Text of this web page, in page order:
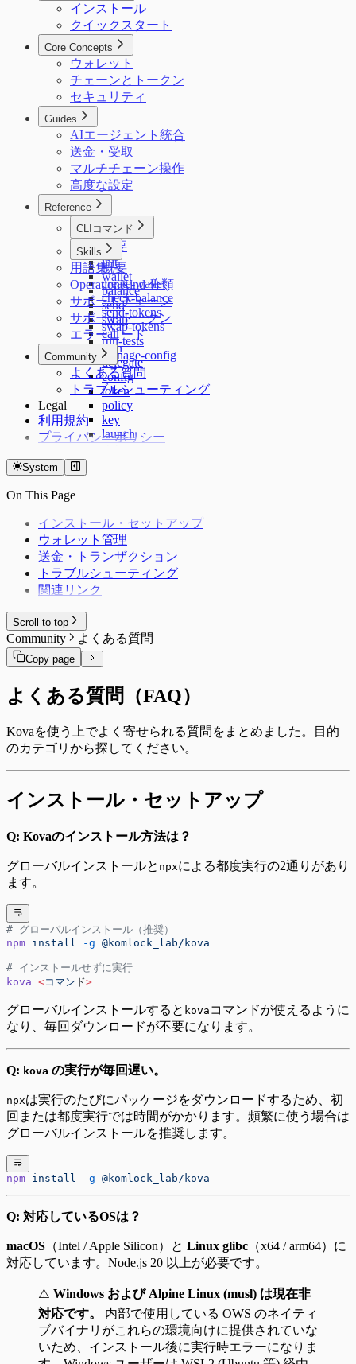
インストール
クイックスタート
Core Concepts
ウォレット
チェーンとトークン
セキュリティ
Guides
AIエージェント統合
送金・受取
マルチチェーン操作
高度な設定
Reference
CLIコマンド
概要
init
wallet
balance
send
swap
call
sign
delegate
config
token
policy
key
launch
Skills
概要
create-wallet
check-balance
send-tokens
swap-tokens
run-tests
manage-config
用語集
OperationKind 分類
サポートチェーン
サポートトークン
エラーコード
Community
よくある質問
トラブルシューティング
Legal
利用規約
プライバシーポリシー
System
On This Page
インストール・セットアップ
ウォレット管理
送金・トランザクション
トラブルシューティング
関連リンク
Scroll to top
Community よくある質問
Copy page
よくある質問（FAQ）
Kovaを使う上でよく寄せられる質問をまとめました。目的
のカテゴリから探してください。
インストール・セットアップ
Q: Kovaのインストール方法は？
グローバルインストールと npxによる都度実行の2通りがあり
ます。
# グローバルインストール（推奨）
npm install -g @komlock_lab/kova
# インストールせずに実行
kova <コマン ド>
グローバルインストールすると kova コマンドが使えるように
なり、毎回ダウンロードが不要になります。
Q: kova の実行が毎回遅い。
npxは実行のたびにパッケージをダウンロードするため、初
回または都度実行では時間がかかります。頻繁に使う場合は
グローバルインストールを推奨します。
npm install -g @komlock_lab/kova
Q: 対応しているOSは？
macOS （Intel / Apple Silicon）と Linux glibc （x64 / arm64）に
対応しています。Node.js 20 以上が必要です。
⚠️ Windows および Alpine Linux (musl) は現在非
対応です。
内部で使用している OWS のネイティ
ブバイナリがこれらの環境向けに提供されていな
いため、インストール後に実行時エラーになりま